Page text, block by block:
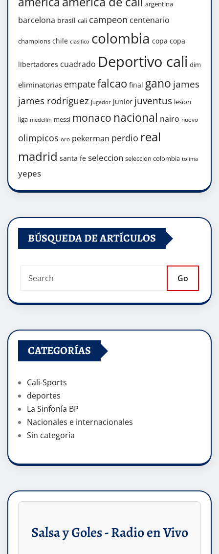
argentina
barcelona brasil cali campeon centenario
champions chile clasifico colombia copa copa
libertadores cuadrado Deportivo cali dim
eliminatorias empatefalcao final gano james
james rodriguez jugador junior juventus lesion
liga medellin messi monaco nacional nairo nuevo
olimpicos oro pekerman perdio real
madrid santa fe seleccion seleccion colombia tolima
yepes
BÚSQUEDA DE ARTÍCULOS
Go
CATEGORÍAS
Cali-Sports
deportes
La Sinfonía BP
Nacionales e internacionales
Sin categoría
Salsa y Goles - Radio en Vivo